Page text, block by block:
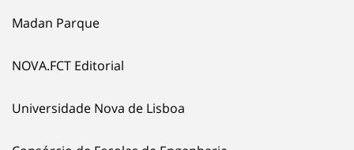
Madan Parque
NOVA.FCT Editorial
Universidade Nova de Lisboa